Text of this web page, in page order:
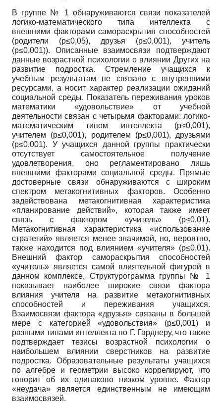
В группе № 1 обнаруживаются связи показателей
логико-математического типа интеллекта с
внешними факторами самораскрытия способностей
(родители (p≤0,05), друзья (p≤0,001), учитель
(p≤0,001)). Описанные взаимосвязи подтверждают
данные возрастной психологии о влиянии Других на
развитие подростка. Стремление учащихся к
учебным результатам не связано с внутренними
ресурсами, а носит характер реализации ожиданий
социальной среды. Показатель переживания уроков
математики «удовольствие» от учебной
деятельности связан с четырьмя факторами: логико-
математическим типом интеллекта (p≤0,001),
учителем (p≤0,001), родителем (p≤0,001), друзьями
(p≤0,001). У учащихся данной группы практически
отсутствует самостоятельное получение
удовлетворения, оно регламентировано лишь
внешними факторами социальной среды. Прямые
достоверные связи обнаруживаются с широким
спектром метакогнитивных факторов. Особенно
задействована метакогнитивная характеристика
«планирование действий», которая также имеет
связь с фактором «учитель» (p≤0,01).
Метакогнитивная характеристика «использование
стратегий» является менее значимой, но, вероятно,
также находится под влиянием «учителя» (p≤0,01).
Внешний фактор самораскрытия способностей
«учитель» является самой влиятельной фигурой в
данном комплексе. Структурограмма группы № 1
показывает наиболее широкие связи фактора
влияния учителя на развитие метакогнитивных
способностей и переживания учащихся.
Взаимосвязи фактора «друзья» связаны в большей
мере с категорией «удовольствия» (p≤0,001) и
разными типами интеллекта по Г. Гарднеру, что также
подтверждает тезисы возрастной психологии о
наибольшем влиянии сверстников на развитие
подростка. Образовательные результаты учащихся
по алгебре и геометрии высоко коррелируют, что
говорит об их одинаково низком уровне. Фактор
«неудача» является единственным не имеющим
взаимосвязей.